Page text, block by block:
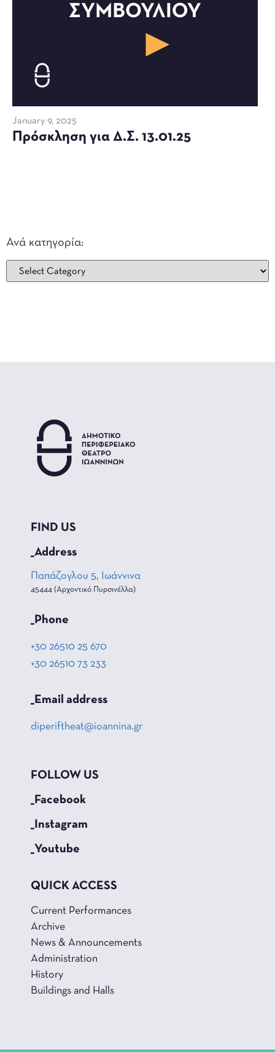
January 9, 2025
Πρόσκληση για Δ.Σ. 13.01.25
Ανά κατηγορία:
FIND US
_Address
Παπάζογλου 5, Ιωάννινα
45444 (Αρχοντικό Πυρσινέλλα)
_Phone
+30 26510 25 670
+30 26510 73 233
_Email address
diperiftheat@ioannina.gr
FOLLOW US
_Facebook
_Instagram
_Youtube
QUICK ACCESS
Current Performances
Archive
News & Announcements
Administration
History
Buildings and Halls